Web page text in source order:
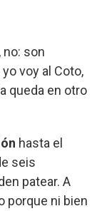
son
voy al Coto,
queda en otro
hasta el
seis
patear. A
porque ni bien